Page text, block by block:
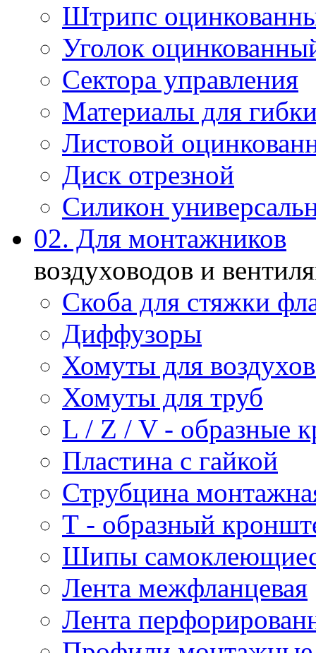
Штрипс
Уголок
Сектора управления
Материалы для
Листовой
Диск отрезной
Силикон
02. Для монтажников
воздуховодов и
Скоба для стяжки
Диффузоры
Хомуты для
Хомуты для труб
L / Z / V - образные
Пластина с гайкой
Струбцина
Т - образный
Шипы
Лента межфланцевая
Лента